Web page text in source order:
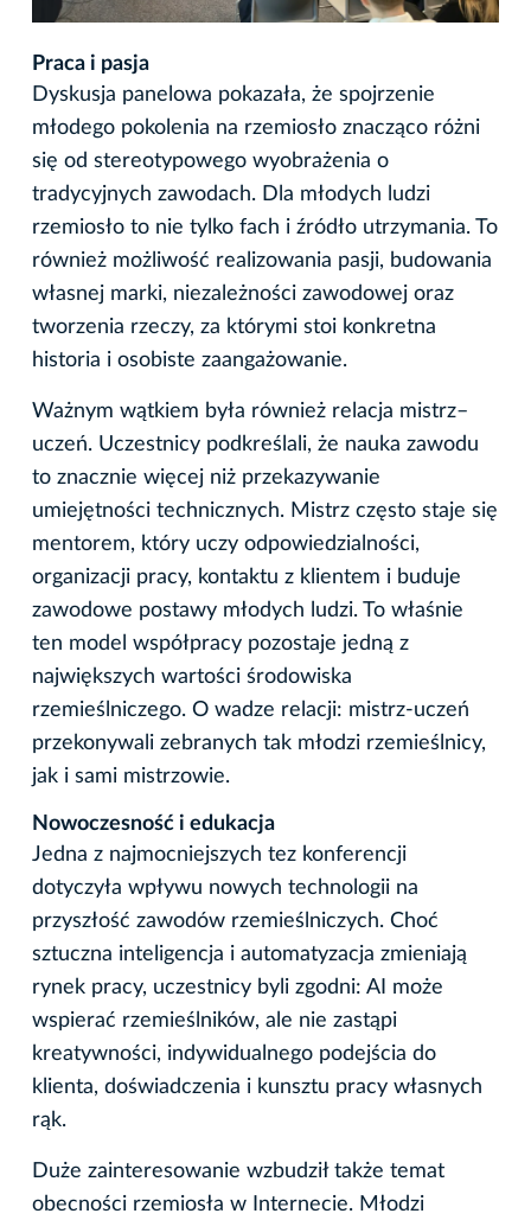
Praca i pasja
Dyskusja panelowa pokazała, że spojrzenie
młodego pokolenia na rzemiosło znacząco różni
się od stereotypowego wyobrażenia o
tradycyjnych zawodach. Dla młodych ludzi
rzemiosło to nie tylko fach i źródło utrzymania. To
również możliwość realizowania pasji, budowania
własnej marki, niezależności zawodowej oraz
tworzenia rzeczy, za którymi stoi konkretna
historia i osobiste zaangażowanie.
Ważnym wątkiem była również relacja mistrz–
uczeń. Uczestnicy podkreślali, że nauka zawodu
to znacznie więcej niż przekazywanie
umiejętności technicznych. Mistrz często staje się
mentorem, który uczy odpowiedzialności,
organizacji pracy, kontaktu z klientem i buduje
zawodowe postawy młodych ludzi. To właśnie
ten model współpracy pozostaje jedną z
największych wartości środowiska
rzemieślniczego. O wadze relacji: mistrz-uczeń
przekonywali zebranych tak młodzi rzemieślnicy,
jak i sami mistrzowie.
Nowoczesność i edukacja
Jedna z najmocniejszych tez konferencji
dotyczyła wpływu nowych technologii na
przyszłość zawodów rzemieślniczych. Choć
sztuczna inteligencja i automatyzacja zmieniają
rynek pracy, uczestnicy byli zgodni: AI może
wspierać rzemieślników, ale nie zastąpi
kreatywności, indywidualnego podejścia do
klienta, doświadczenia i kunsztu pracy własnych
rąk.
Duże zainteresowanie wzbudził także temat
obecności rzemiosła w Internecie. Młodzi